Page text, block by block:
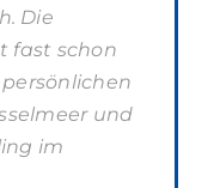
Die
fast schon
und
im